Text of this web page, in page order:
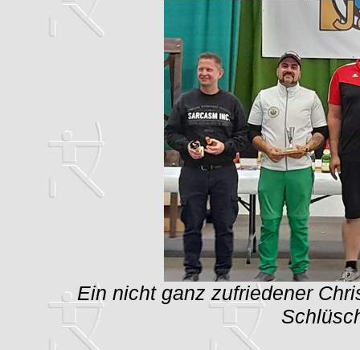
Ein nicht ganz zufriedener